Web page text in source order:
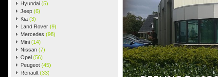
Hyundai (5)
Jeep (6)
Kia (3)
Land Rover (9)
Mercedes (98)
Mini (14)
Nissan (7)
Opel (56)
Peugeot (45)
Renault (33)